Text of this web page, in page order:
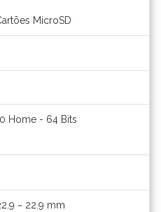
MicroSD
Home - 64 Bits
~ 22.9 mm